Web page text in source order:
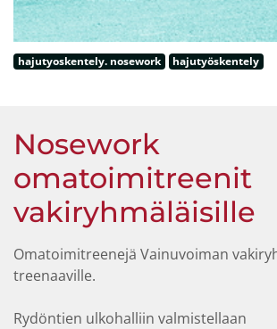
hajutyoskentely. nosework hajutyöskentely
Nosework
omatoimitreenit
vakiryhmäläisille
Omatoimitreenejä Vainuvoiman
treenaaville.
Rydöntien ulkohalliin valmistellaan